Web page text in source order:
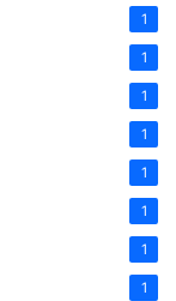
1
1
1
1
1
1
1
1